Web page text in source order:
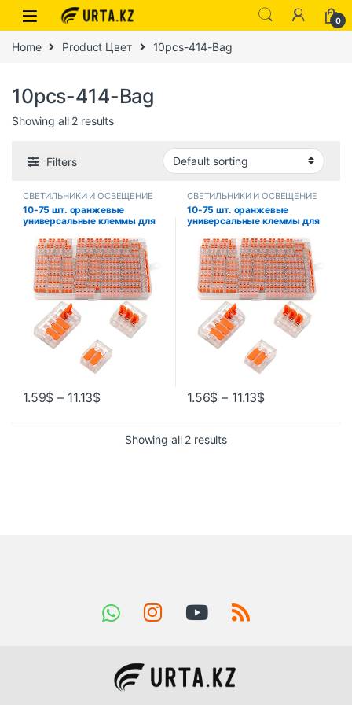
0
Home Product Цвет 10pcs-414-Bag
10pcs-414-Bag
Showing all 2 results
Filters
СВЕТИЛЬНИКИ И ОСВЕЩЕНИЕ
10-75 шт. оранжевые
универсальные клеммы для
разъемы для
электрооборудования,
клеммы для разъемов
проводов, 250 В/32 А
1.59$ – 11.13$
СВЕТИЛЬНИКИ И ОСВЕЩЕНИЕ
10-75 шт. оранжевые
универсальные клеммы для
разъемы для
электрооборудования,
клеммы для разъемов
проводов, 250 В/32 А
1.56$ – 11.13$
Showing all 2 results